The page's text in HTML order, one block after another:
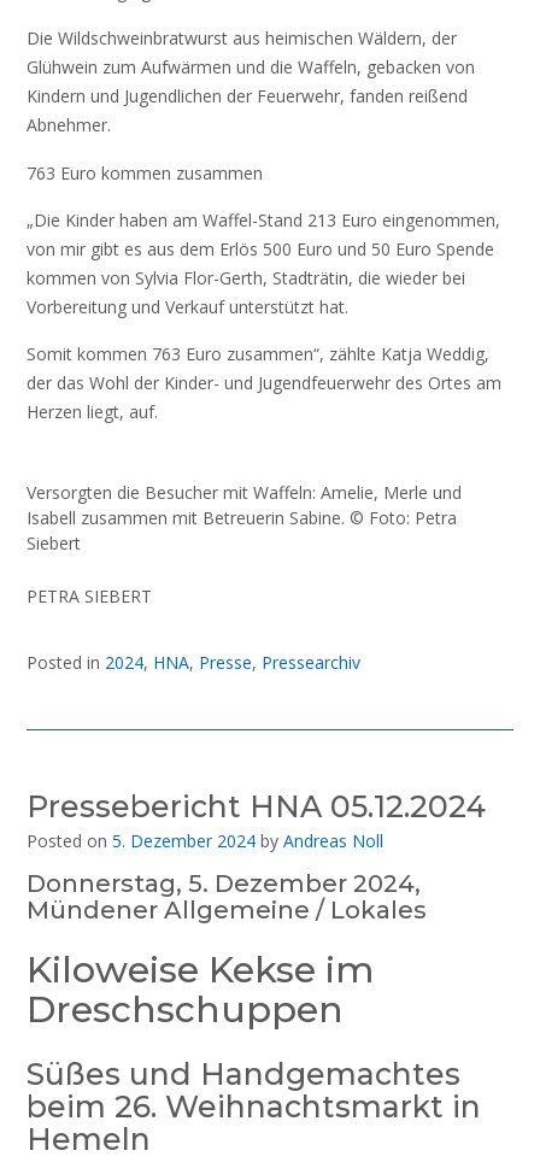
Die Wildschweinbratwurst aus heimischen Wäldern, der
Glühwein zum Aufwärmen und die Waffeln, gebacken von
Kindern und Jugendlichen der Feuerwehr, fanden reißend
Abnehmer.
763 Euro kommen zusammen
„Die Kinder haben am Waffel-Stand 213 Euro eingenommen,
von mir gibt es aus dem Erlös 500 Euro und 50 Euro Spende
kommen von Sylvia Flor-Gerth, Stadträtin, die wieder bei
Vorbereitung und Verkauf unterstützt hat.
Somit kommen 763 Euro zusammen“, zählte Katja Weddig,
der das Wohl der Kinder- und Jugendfeuerwehr des Ortes am
Herzen liegt, auf.
Versorgten die Besucher mit Waffeln: Amelie, Merle und
Isabell zusammen mit Betreuerin Sabine. © Foto: Petra
Siebert
PETRA SIEBERT
Posted in 2024, HNA, Presse, Pressearchiv
Pressebericht HNA 05.12.2024
Posted on 5. Dezember 2024 by Andreas Noll
Donnerstag, 5. Dezember 2024,
Mündener Allgemeine / Lokales
Kiloweise Kekse im
Dreschschuppen
Süßes und Handgemachtes
beim 26. Weihnachtsmarkt in
Hemeln